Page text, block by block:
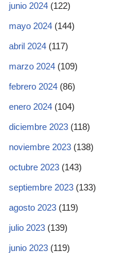
junio 2024 (122)
mayo 2024 (144)
abril 2024 (117)
marzo 2024 (109)
febrero 2024 (86)
enero 2024 (104)
diciembre 2023 (118)
noviembre 2023 (138)
octubre 2023 (143)
septiembre 2023 (133)
agosto 2023 (119)
julio 2023 (139)
junio 2023 (119)